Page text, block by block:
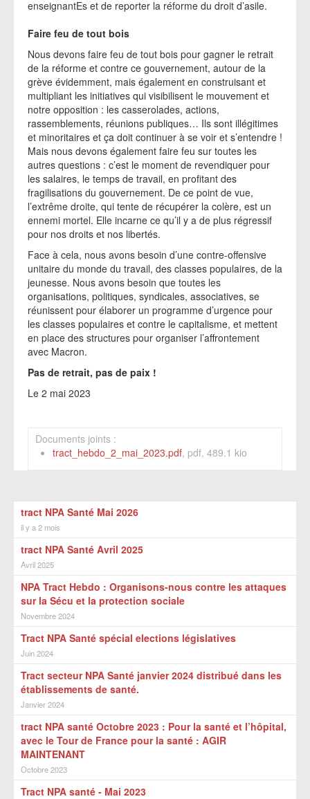
enseignantEs et de reporter la réforme du droit d’asile.
Faire feu de tout bois
Nous devons faire feu de tout bois pour gagner le retrait
de la réforme et contre ce gouvernement, autour de la
grève évidemment, mais également en construisant et
multipliant les initiatives qui visibilisent le mouvement et
notre opposition : les casserolades, actions,
rassemblements, réunions publiques… Ils sont illégitimes
et minoritaires et ça doit continuer à se voir et s’entendre !
Mais nous devons également faire feu sur toutes les
autres questions : c’est le moment de revendiquer pour
les salaires, le temps de travail, en profitant des
fragilisations du gouvernement. De ce point de vue,
l’extrême droite, qui tente de récupérer la colère, est un
ennemi mortel. Elle incarne ce qu’il y a de plus régressif
pour nos droits et nos libertés.
Face à cela, nous avons besoin d’une contre-offensive
unitaire du monde du travail, des classes populaires, de la
jeunesse. Nous avons besoin que toutes les
organisations, politiques, syndicales, associatives, se
réunissent pour élaborer un programme d’urgence pour
les classes populaires et contre le capitalisme, et mettent
en place des structures pour organiser l’affrontement
avec Macron.
Pas de retrait, pas de paix !
Le 2 mai 2023
Documents joints :
tract_hebdo_2_mai_2023.pdf, pdf, 489.1 kio
tract NPA Santé Mai 2026
il y a 2 mois
tract NPA Santé Avril 2025
Avril 2025
NPA Tract Hebdo : Organisons-nous contre les attaques
sur la Sécu et la protection sociale
Novembre 2024
Tract NPA Santé spécial elections législatives
Juin 2024
Tract secteur NPA Santé janvier 2024 distribué dans les
établissements de santé.
Janvier 2024
tract NPA santé Octobre 2023 : Pour la santé et l’hôpital,
avec le Tour de France pour la santé : AGIR
MAINTENANT
Octobre 2023
Tract NPA santé - Mai 2023